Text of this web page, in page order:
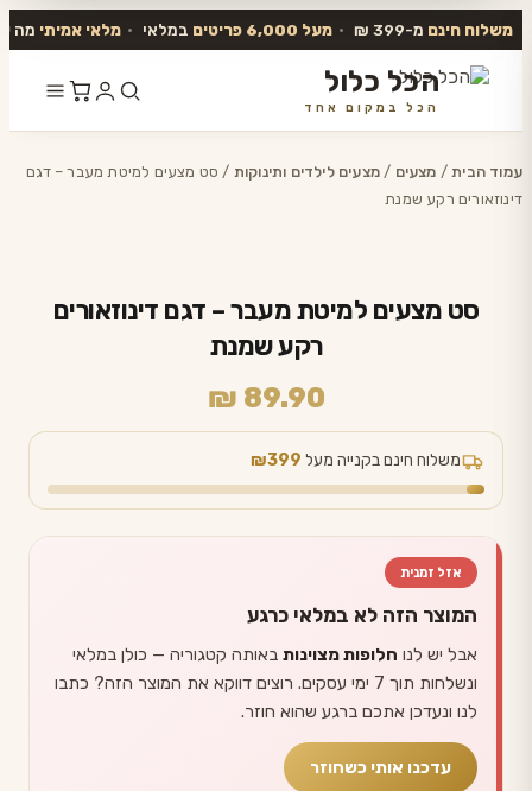
משלוח חינם מ-399 ₪ • מעל 6,000 פריטים במלאי • מלאי אמיתי מה
הכל כלול
הכל במקום אחד
לתוכן
עמוד הבית/ מצעים /מצעים לילדים ותינוקות / סט מצעים למיטת מעבר – דגם
דינוזאורים רקע שמנת
סט מצעים למיטת מעבר – דגם דינוזאורים
רקע שמנת
₪ 89.90
משלוח חינם בקנייה מעל ₪399
אזל זמנית
המוצר הזה לא במלאי כרגע
אבל יש לנו חלופות מצוינות באותה קטגוריה — כולן במלאי
ונשלחות תוך 7 ימי עסקים. רוצים דווקא את המוצר הזה? כתבו
לנו ונעדכן אתכם ברגע שהוא חוזר.
עדכנו אותי כשחוזר